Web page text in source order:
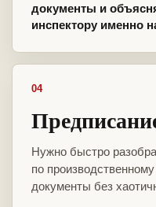
документы и
инспектору именно
04
Нужно быстро
по
документы без